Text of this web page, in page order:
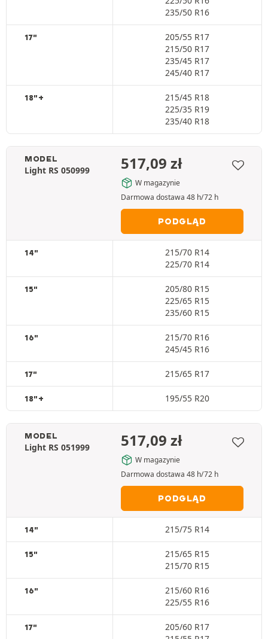
235/50 R16
17"
205/55 R17
215/50 R17
235/45 R17
245/40 R17
18"+
215/45 R18
225/35 R19
235/40 R18
MODEL
Light RS 050999 517,09 zł
W magazynie
Darmowa dostawa 48 h/72 h
PODGLĄD
14"
215/70 R14
225/70 R14
15"
205/80 R15
225/65 R15
235/60 R15
16"
215/70 R16
245/45 R16
17" 215/65 R17
18"+ 195/55 R20
MODEL
Light RS 051999 517,09 zł
W magazynie
Darmowa dostawa 48 h/72 h
PODGLĄD
14" 215/75 R14
15"
215/65 R15
215/70 R15
16"
215/60 R16
225/55 R16
17"
205/60 R17